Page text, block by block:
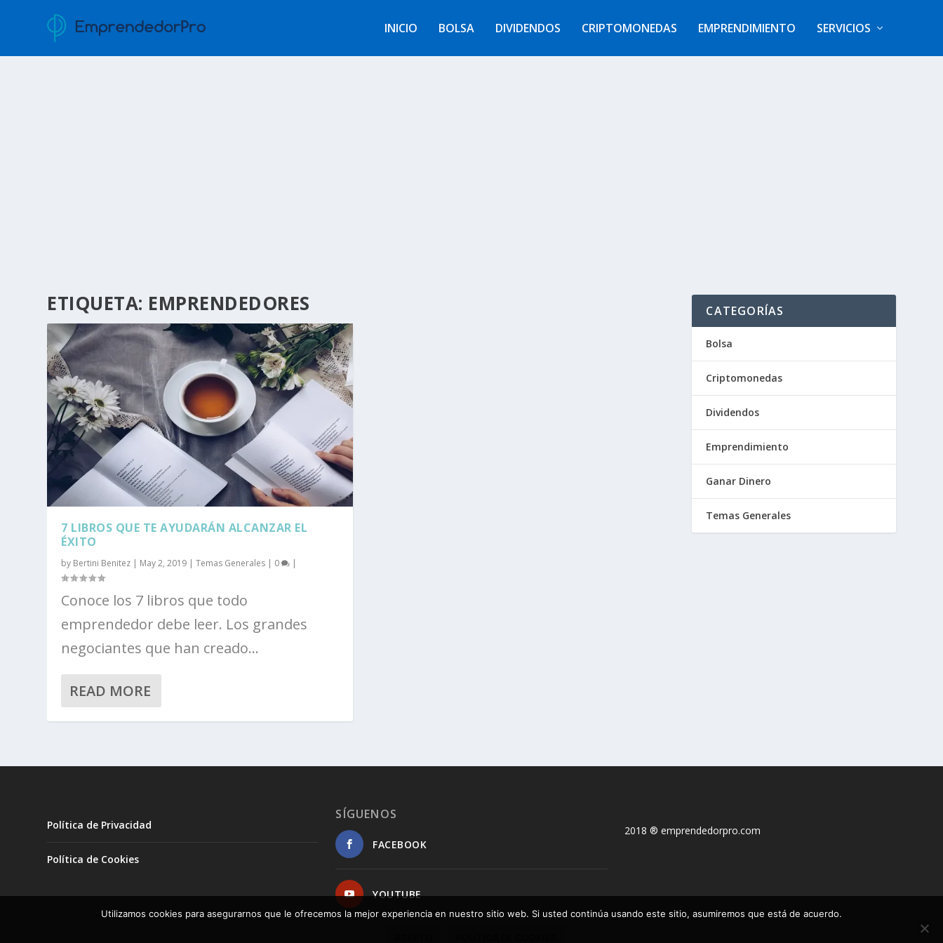
INICIO BOLSA DIVIDENDOS CRIPTOMONEDAS EMPRENDIMIENTO SERVICIOS
ETIQUETA: EMPRENDEDORES
7 LIBROS QUE TE AYUDARÁN ALCANZAR EL
ÉXITO
by Bertini Benitez | May 2, 2019 |Temas Generales | 0 |
Conoce los 7 libros que todo
emprendedor debe leer. Los grandes
negociantes que han creado...
READ MORE
CATEGORÍAS
Bolsa
Criptomonedas
Dividendos
Emprendimiento
Ganar Dinero
Temas Generales
Política de Privacidad
Política de Cookies
SÍGUENOS
FACEBOOK
YOUTUBE
2018 ® emprendedorpro.com
Utilizamos cookies para asegurarnos que le ofrecemos la mejor experiencia en nuestro sitio web. Si usted continúa usando este sitio, asumiremos que está de acuerdo.